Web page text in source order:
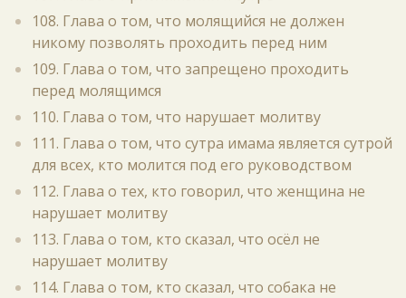
108. Глава о том, что молящийся не должен
никому позволять проходить перед ним
109. Глава о том, что запрещено проходить
перед молящимся
110. Глава о том, что нарушает молитву
111. Глава о том, что сутра имама является сутрой
для всех, кто молится под его руководством
112. Глава о тех, кто говорил, что женщина не
нарушает молитву
113. Глава о том, кто сказал, что осёл не
нарушает молитву
114. Глава о том, кто сказал, что собака не